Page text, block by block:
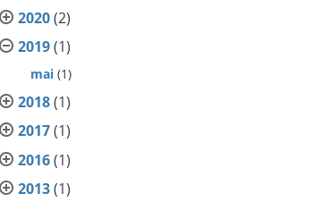
2020(2)
2019(1)
mai (1)
2018(1)
2017(1)
2016(1)
2013(1)